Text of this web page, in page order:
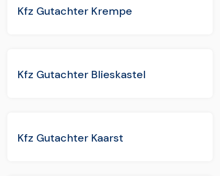
Kfz Gutachter Krempe
Kfz Gutachter Blieskastel
Kfz Gutachter Kaarst